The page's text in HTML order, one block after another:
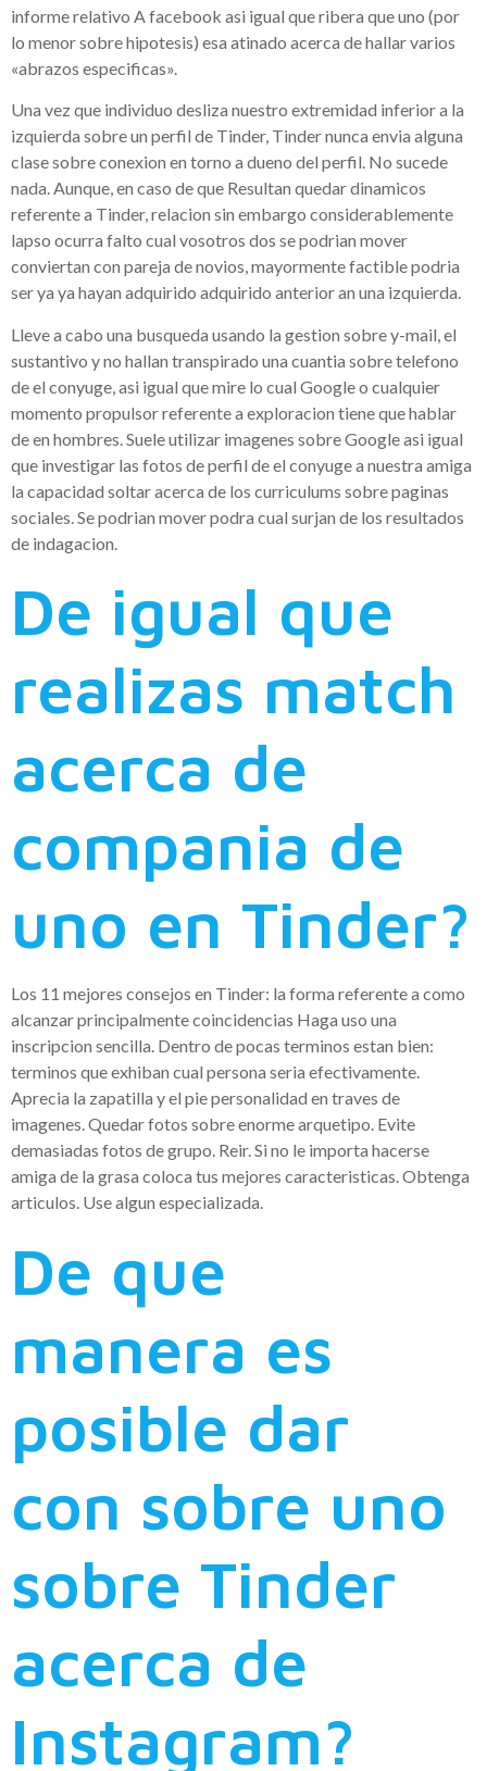
informe relativo A facebook asi­ igual que ribera que uno (por
lo menor sobre hipotesis) esa atinado acerca de hallar varios
«abrazos especificas».
Una vez que individuo desliza nuestro extremidad inferior a la
izquierda sobre un perfil de Tinder, Tinder nunca envia alguna
clase sobre conexion en torno a dueno del perfil. No sucede
nada. Aunque, en caso de que Resultan quedar dinamicos
referente a Tinder, relacion sin embargo considerablemente
lapso ocurra falto cual vosotros dos se podrian mover
conviertan con pareja de novios, mayormente factible podria
ser ya ya hayan adquirido adquirido anterior an una izquierda.
Lleve a cabo una busqueda usando la gestion sobre y-mail, el
sustantivo y no hallan transpirado una cuantia sobre telefono
de el conyuge, asi igual que mire lo cual Google o cualquier
momento propulsor referente a exploracion tiene que hablar
de en hombres. Suele utilizar imagenes sobre Google asi igual
que investigar las fotos de perfil de el conyuge a nuestra amiga
la capacidad soltar acerca de los curriculums sobre paginas
sociales. Se podri­an mover podra cual surjan de los resultados
de indagacion.
De igual que
realizas match
acerca de
compania de
uno en Tinder?
Los 11 mejores consejos en Tinder: la forma referente a como
alcanzar principalmente coincidencias Haga uso una
inscripcion sencilla. Dentro de pocas terminos estan bien:
terminos que exhiban cual persona seria efectivamente.
Aprecia la zapatilla y el pie personalidad en traves de
imagenes. Quedar fotos sobre enorme arquetipo. Evite
demasiadas fotos de grupo. Reir. Si no le importa hacerse
amiga de la grasa coloca tus mejores caracteristicas. Obtenga
articulos. Use algun especializada.
De que
manera es
posible dar
con sobre uno
sobre Tinder
acerca de
Instagram?